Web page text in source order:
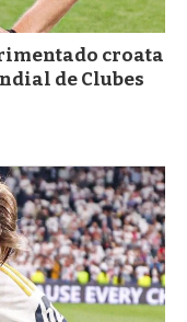
croata
de Clubes